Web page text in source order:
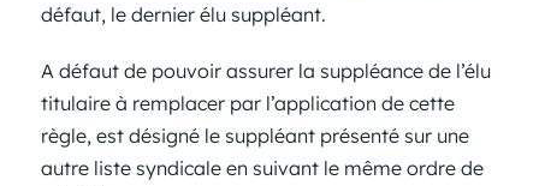
défaut, le dernier élu suppléant.
A défaut de pouvoir assurer la suppléance de l’élu
titulaire à remplacer par l’application de cette
règle, est désigné le suppléant présenté sur une
autre liste syndicale en suivant le même ordre de